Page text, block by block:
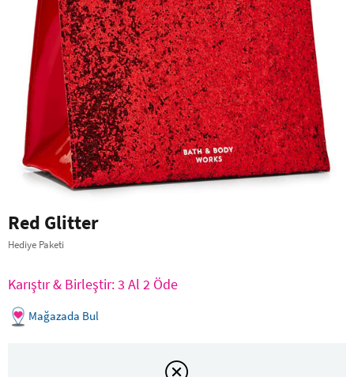
Red Glitter
Hediye Paketi
Karıştır & Birleştir: 3 Al 2 Öde
Mağazada Bul